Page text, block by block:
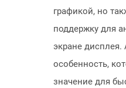
графикой, но
поддержку для
экране дисплея.
особенность,
значение для